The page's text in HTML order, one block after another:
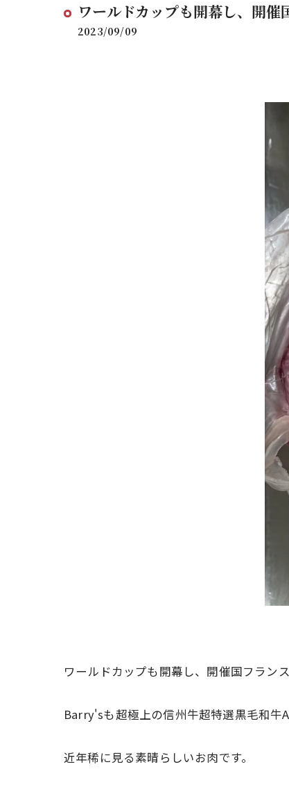
ワールドカップも開幕し、開
2023/09/09
ワールドカップも開幕し、開催国フラン
Barry'sも超極上の信州牛超特選黒毛和牛
近年稀に見る素晴らしいお肉です。